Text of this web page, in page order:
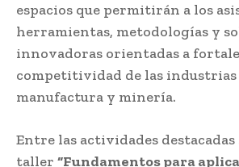
espacios que permitirán a los
herramientas, metodologías y
innovadoras orientadas a
competitividad de las industrias
manufactura y minería.
Entre las actividades
taller “Fundamentos para